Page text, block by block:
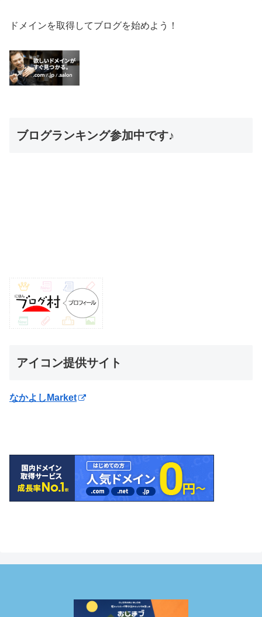
ドメインを取得してブログを始めよう！
ブログランキング参加中です♪
アイコン提供サイト
なかよしMarket